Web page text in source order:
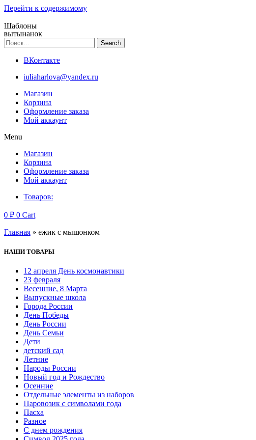
Перейти к содержимому
Шаблоны
вытынанок
Search
ВКонтакте
iuliaharlova@yandex.ru
Магазин
Корзина
Оформление заказа
Мой аккаунт
Menu
Магазин
Корзина
Оформление заказа
Мой аккаунт
Товаров:
0 ₽ 0 Cart
Главная » ежик с мышонком
НАШИ ТОВАРЫ
12 апреля День космонавтики
23 февраля
Весенние, 8 Марта
Выпускные школа
Города России
День Победы
День России
День Семьи
Дети
детский сад
Летние
Народы России
Новый год и Рождество
Осенние
Отдельные элементы из наборов
Паровозик с символами года
Пасха
Разное
С днем рождения